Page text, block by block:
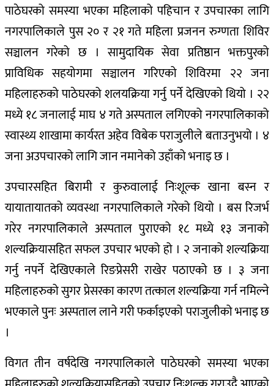
पाठेघरको समस्या भएका महिलाको पहिचान र उपचारका लागि
नगरपालिकाले पुस २० र २१ गते महिला प्रजनन रुग्णता शिविर
सञ्चालन गरेको छ । सामुदायिक सेवा प्रतिष्ठान भक्तपुरको
प्राविधिक सहयोगमा सञ्चालन गरिएको शिविरमा २२ जना
महिलाहरुको पाठेघरको शलयक्रिया गर्नु पर्ने देखिएको थियो । २२
मध्ये १८ जनालाई माघ ४ गते अस्पताल लगिएको नगरपालिकाको
स्वास्थ्य शाखामा कार्यरत अहेव विबेक पराजुलीले बताउनुभयो । ४
जना अउपचारको लागि जान नमानेको उहाँको भनाइ छ ।
उपचारसहित बिरामी र कुरुवालाई निःशूल्क खाना बस्न र
यायातायातको व्यवस्था नगरपालिकाले गरेको थियो । बस रिजर्भ
गरेर नगरपालिकाले अस्पताल पुराएको १८ मध्ये १३ जनाको
शल्यक्रियासहित सफल उपचार भएको हो । २ जनाको शल्यक्रिया
गर्नु नपर्ने देखिएकाले रिङप्रेसरी राखेर पठाएको छ । ३ जना
महिलाहरुको सुगर प्रेसरका कारण तत्काल शल्यक्रिया गर्न नमिल्ने
भएकाले पुनः अस्पताल लाने गरी फर्काइएको पराजुलीको भनाइ छ
।
विगत तीन वर्षदेखि नगरपालिकाले पाठेघरको समस्या भएका